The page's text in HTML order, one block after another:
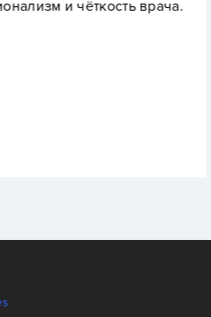
и чёткость врача.